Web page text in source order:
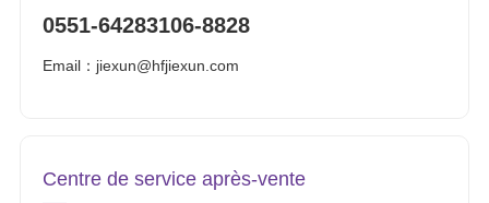
0551-64283106-8828
Email：jiexun@hfjiexun.com
Centre de service après-vente